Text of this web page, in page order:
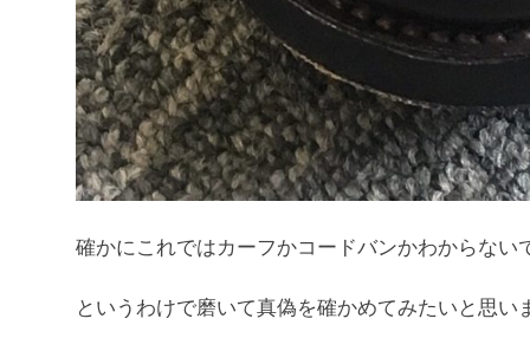
確かにこれではカーフかコードバンかわからない
というわけで磨いて真偽を確かめてみたいと思い